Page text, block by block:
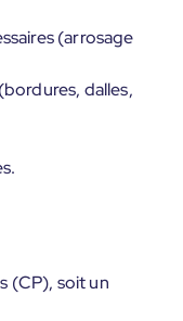
(arrosage
dalles,
(CP), soit un